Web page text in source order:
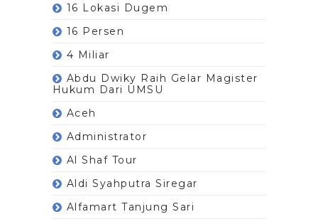
16 Lokasi Dugem
16 Persen
4 Miliar
Abdu Dwiky Raih Gelar Magister
Hukum Dari UMSU
Aceh
Administrator
Al Shaf Tour
Aldi Syahputra Siregar
Alfamart Tanjung Sari